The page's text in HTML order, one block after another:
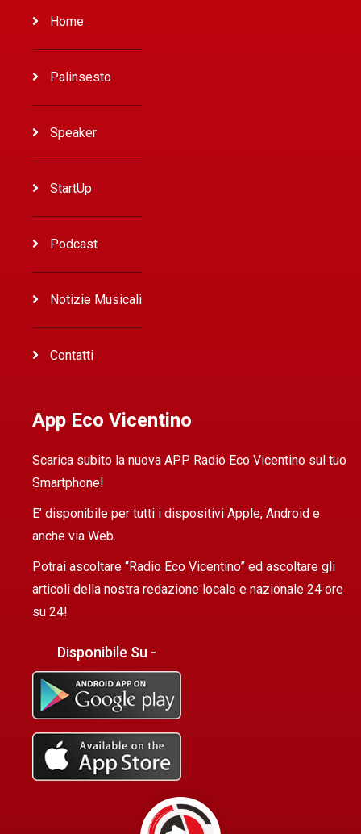
Home
Palinsesto
Speaker
StartUp
Podcast
Notizie Musicali
Contatti
App Eco Vicentino
Scarica subito la nuova APP Radio Eco Vicentino sul tuo
Smartphone!
E’ disponibile per tutti i dispositivi Apple, Android e
anche via Web.
Potrai ascoltare “Radio Eco Vicentino” ed ascoltare gli
articoli della nostra redazione locale e nazionale 24 ore
su 24!
Disponibile Su -